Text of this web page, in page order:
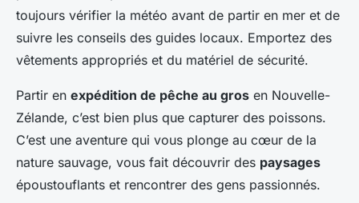
toujours vérifier la météo avant de partir en mer et de
suivre les conseils des guides locaux. Emportez des
vêtements appropriés et du matériel de sécurité.
Partir en expédition de pêche au gros en Nouvelle-
Zélande, c’est bien plus que capturer des poissons.
C’est une aventure qui vous plonge au cœur de la
nature sauvage, vous fait découvrir des paysages
époustouflants et rencontrer des gens passionnés.